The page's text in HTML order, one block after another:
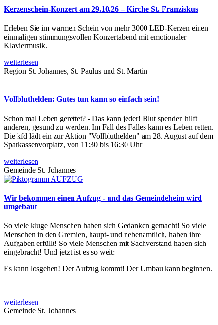
Kerzenschein-Konzert am 29.10.26 – Kirche St. Franziskus
Erleben Sie im warmen Schein von mehr 3000 LED-Kerzen einen
einmaligen stimmungsvollen Konzertabend mit emotionaler
Klaviermusik.
weiterlesen
Region St. Johannes, St. Paulus und St. Martin
Vollbluthelden: Gutes tun kann so einfach sein!
Schon mal Leben gerettet? - Das kann jeder! Blut spenden hilft
anderen, gesund zu werden. Im Fall des Falles kann es Leben retten.
Die kfd lädt ein zur Aktion "Vollbluthelden" am 28. August auf dem
Sparkassenvorplatz, von 11:30 bis 16:30 Uhr
weiterlesen
Gemeinde St. Johannes
Wir bekommen einen Aufzug - und das Gemeindeheim wird
umgebaut
So viele kluge Menschen haben sich Gedanken gemacht! So viele
Menschen in den Gremien, haupt- und nebenamtlich, haben ihre
Aufgaben erfüllt! So viele Menschen mit Sachverstand haben sich
eingebracht! Und jetzt ist es so weit:
Es kann losgehen! Der Aufzug kommt! Der Umbau kann beginnen.
weiterlesen
Gemeinde St. Johannes